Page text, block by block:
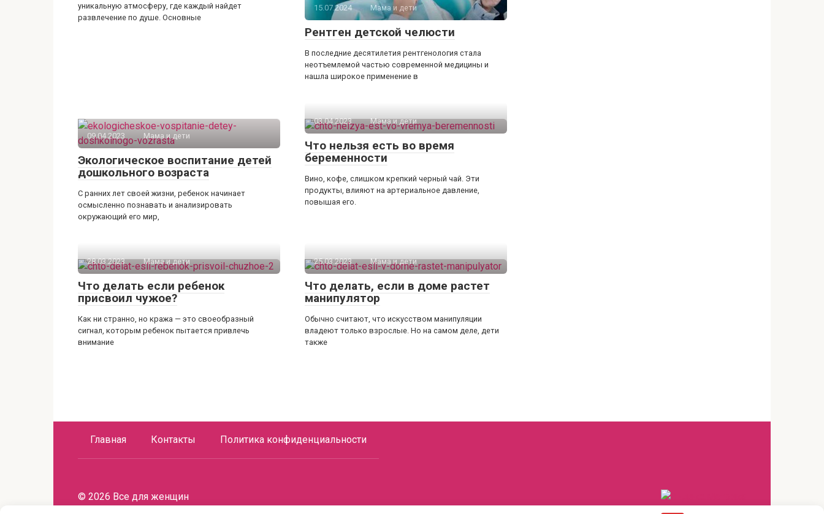
уникальную атмосферу, где каждый найдет
развлечение по душе. Основные
15.07.2024 Мама и дети
Рентген детской челюсти
В последние десятилетия рентгенология стала
неотъемлемой частью современной медицины и
нашла широкое применение в
09.04.2023 Мама и дети
Экологическое воспитание детей
дошкольного возраста
С ранних лет своей жизни, ребенок начинает
осмысленно познавать и анализировать
окружающий его мир,
03.04.2023 Мама и дети
Что нельзя есть во время
беременности
Вино, кофе, слишком крепкий черный чай. Эти
продукты, влияют на артериальное давление,
повышая его.
28.03.2023 Мама и дети
Что делать если ребенок
присвоил чужое?
Как ни странно, но кража — это своеобразный
сигнал, которым ребенок пытается привлечь
внимание
25.03.2023 Мама и дети
Что делать, если в доме растет
манипулятор
Обычно считают, что искусством манипуляции
владеют только взрослые. Но на самом деле, дети
также
Главная Контакты Политика конфиденциальности
© 2026 Все для женщин